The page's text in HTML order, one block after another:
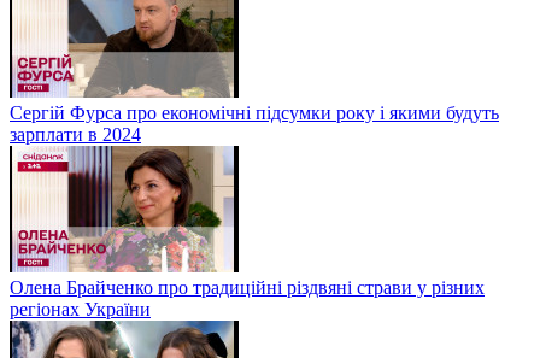
Сергій Фурса про економічні підсумки року і якими будуть
зарплати в 2024
Олена Брайченко про традиційні різдвяні страви у різних
регіонах України